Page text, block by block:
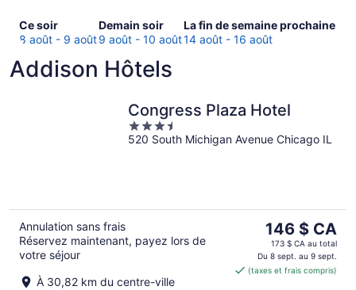
Ce soir
Consultez
les
à Addison
8 août - 9 août
Demain soir
Consulter
les
demain
août
9 août - 10 août
La fin de semaine prochaine
Consultez
les
fin
de
semaine
-
août
14 août - 16 août
Addison Hôtels
Congress Plaza Hotel
3.5
out
520 South Michigan Avenue Chicago IL
Annulation sans frais
Réservez maintenant, payez lors de
votre séjour
À 30,82 km du centre-ville
Le
prix
est
de 146 $ CA
146 $ CA
173 $ CA au total
Du 8 sept. au 9 sept.
(taxes et frais compris)